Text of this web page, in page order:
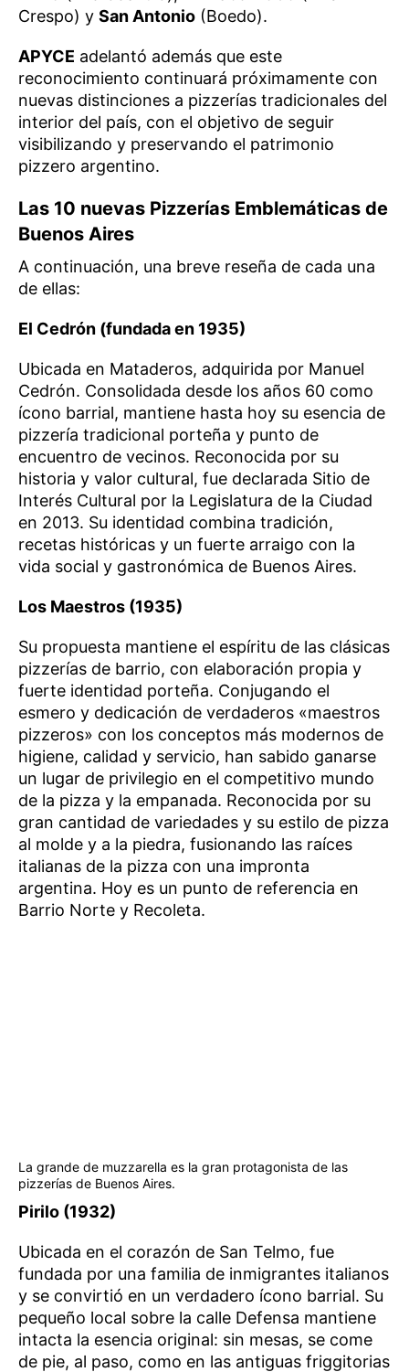
Crespo) y San Antonio (Boedo).
APYCE adelantó además que este
reconocimiento continuará próximamente con
nuevas distinciones a pizzerías tradicionales del
interior del país, con el objetivo de seguir
visibilizando y preservando el patrimonio
pizzero argentino.
Las 10 nuevas Pizzerías Emblemáticas de
Buenos Aires
A continuación, una breve reseña de cada una
de ellas:
El Cedrón (fundada en 1935)
Ubicada en Mataderos, adquirida por Manuel
Cedrón. Consolidada desde los años 60 como
ícono barrial, mantiene hasta hoy su esencia de
pizzería tradicional porteña y punto de
encuentro de vecinos. Reconocida por su
historia y valor cultural, fue declarada Sitio de
Interés Cultural por la Legislatura de la Ciudad
en 2013. Su identidad combina tradición,
recetas históricas y un fuerte arraigo con la
vida social y gastronómica de Buenos Aires.
Los Maestros (1935)
Su propuesta mantiene el espíritu de las clásicas
pizzerías de barrio, con elaboración propia y
fuerte identidad porteña. Conjugando el
esmero y dedicación de verdaderos «maestros
pizzeros» con los conceptos más modernos de
higiene, calidad y servicio, han sabido ganarse
un lugar de privilegio en el competitivo mundo
de la pizza y la empanada. Reconocida por su
gran cantidad de variedades y su estilo de pizza
al molde y a la piedra, fusionando las raíces
italianas de la pizza con una impronta
argentina. Hoy es un punto de referencia en
Barrio Norte y Recoleta.
La grande de muzzarella es la gran protagonista de las
pizzerías de Buenos Aires.
Pirilo (1932)
Ubicada en el corazón de San Telmo, fue
fundada por una familia de inmigrantes italianos
y se convirtió en un verdadero ícono barrial. Su
pequeño local sobre la calle Defensa mantiene
intacta la esencia original: sin mesas, se come
de pie, al paso, como en las antiguas friggitorias